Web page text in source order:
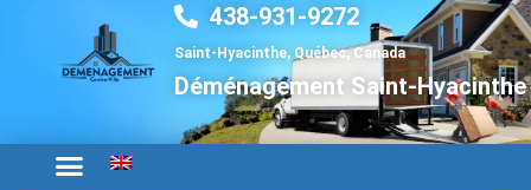
contenu
438-931-9272
Saint-Hyacinthe, Québec, Canada
Déménagement Saint-Hyacinthe